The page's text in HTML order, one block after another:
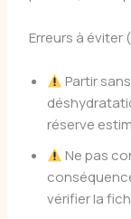
Erreurs à éviter
Partir
réserve
Ne pas
vérifier la